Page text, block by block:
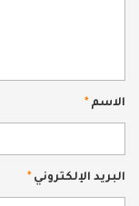
الاسم*
البريد الإلكتروني*